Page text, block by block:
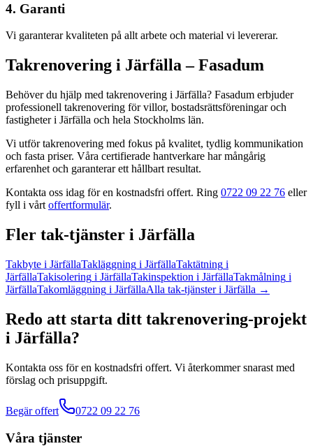
4. Garanti
Vi garanterar kvaliteten på allt arbete och material vi levererar.
Takrenovering i Järfälla– Fasadum
Behöver du hjälp med takrenovering i Järfälla? Fasadum erbjuder
professionell takrenovering för villor, bostadsrättsföreningar och
fastigheteri Järfälla och hela Stockholms län.
Vi utför takrenovering med fokus på kvalitet, tydlig kommunikation
och fasta priser. Våra certifierade hantverkare har mångårig
erfarenhet och garanterar ett hållbart resultat.
Kontakta oss idag för en kostnadsfri offert. Ring 0722 09 22 76 eller
fyll i vårt offertformulär.
Fler tak-tjänster i Järfälla
Takbyte i JärfällaTakläggning i JärfällaTaktätning i
JärfällaTakisolering i JärfällaTakinspektion i JärfällaTakmålning i
JärfällaTakomläggning i JärfällaAlla tak-tjänsteri Järfälla →
Redo att starta ditt takrenovering-projekt
i Järfälla?
Kontakta oss för en kostnadsfri offert. Vi återkommer snarast med
förslag och prisuppgift.
Begär offert 0722 09 22 76
Våra tjänster